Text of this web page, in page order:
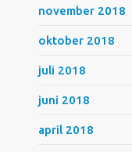
november 2018
oktober 2018
juli 2018
juni 2018
april 2018